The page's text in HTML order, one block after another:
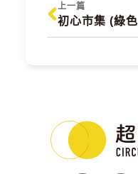
上一篇